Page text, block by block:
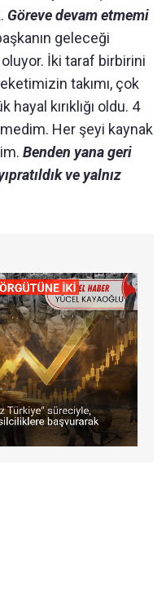
Göreve devam etmemi
geleceği
İki taraf birbirini
takımı, çok
kırıklığı oldu. 4
Her şeyi kaynak
Benden yana geri
ve yalnız